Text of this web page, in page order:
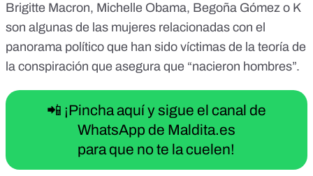
Brigitte Macron, Michelle Obama, Begoña Gómez o K
son algunas de las mujeres relacionadas con el
panorama político que han sido víctimas de la teoría de
la conspiración que asegura que “nacieron hombres”.
📲 ¡Pincha aquí y sigue el canal de
WhatsApp de Maldita.es
para que no te la cuelen!